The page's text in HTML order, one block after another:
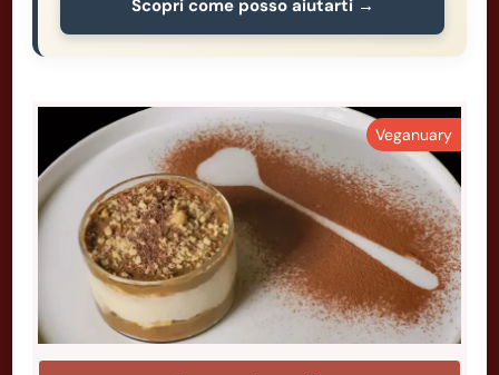
Scopri come posso aiutarti →
Veganuary